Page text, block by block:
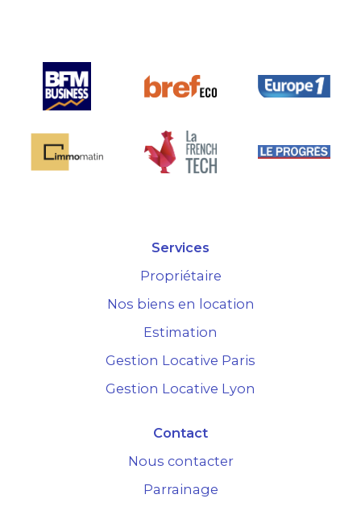
Services
Propriétaire
Nos biens en location
Estimation
Gestion Locative Paris
Gestion Locative Lyon
Contact
Nous contacter
Parrainage